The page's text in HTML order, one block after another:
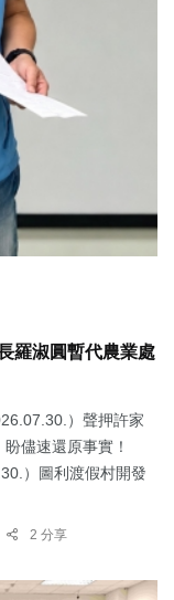
羅淑圓暫代農業處
）聲押許家
儘速還原事實！
）圖利渡假村開發
2 分享